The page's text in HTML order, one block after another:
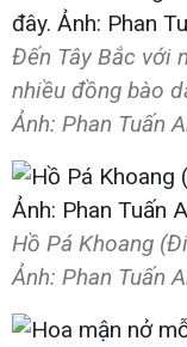
Đến Tây Bắc với
nhiều đồng bào
Ảnh: Phan Tuấn
Hồ Pá Khoang
Ảnh: Phan Tuấn